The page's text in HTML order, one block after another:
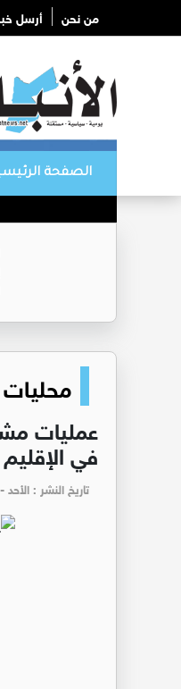
من نحن أرسل
الصفحة
محليات
عمليات
في الإقليم
تاريخ النشر : الأحد - pm 07:07 | 2025-10-05